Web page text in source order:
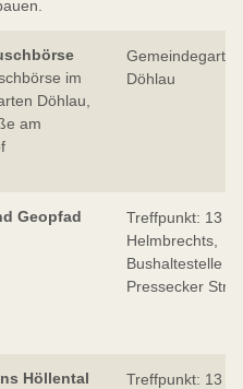
im
Döhlau,
am
Gemeindegarten
Döhlau
Geopfad
Treffpunkt: 13
Helmbrechts,
Bushaltestelle
Pressecker
Höllental
Treffpunkt: 13